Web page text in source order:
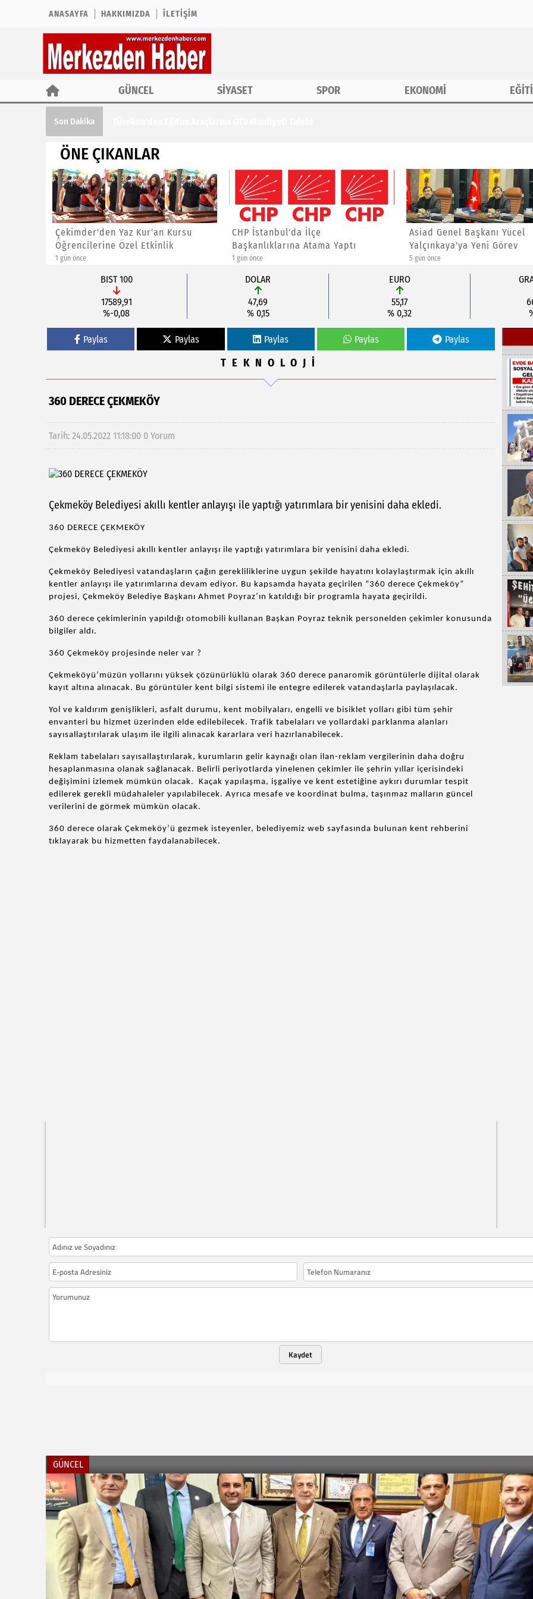
ANASAYFA HAKKIMIZDA İLETIŞIM
GÜNCEL SİYASET SPOR EKONOMİ
Son Dakika
ÖNE ÇIKANLAR
Çekimder'den Yaz Kur'an Kursu
Öğrencilerine Özel Etkinlik
1 gün önce
CHP İstanbul'da İlçe
Başkanlıklarına Atama Yaptı
1 gün önce
Asiad Genel Başkanı Yücel
Yalçınkaya'ya Yeni Görev
5 gün önce
BIST 100
17589,91
%-0,08
DOLAR
47,69
% 0,15
EURO
55,17
% 0,32
Paylas Paylas Paylas Paylas Paylas
TEKNOLOJİ
360 DERECE ÇEKMEKÖY
Tarih: 24.05.2022 11:18:00 0 Yorum
Çekmeköy Belediyesi akıllı kentler anlayışı ile yaptığı yatırımlara bir yenisini daha ekledi.
360 DERECE ÇEKMEKÖY
Çekmeköy Belediyesi akıllı kentler anlayışı ile yaptığı yatırımlara bir yenisini daha ekledi.
Çekmeköy Belediyesi vatandaşların çağın gerekliliklerine uygun şekilde hayatını kolaylaştırmak için akıllı
kentler anlayışı ile yatırımlarına devam ediyor. Bu kapsamda hayata geçirilen “360 derece Çekmeköy”
projesi, Çekmeköy Belediye Başkanı Ahmet Poyraz’ın katıldığı bir programla hayata geçirildi.
360 derece çekimlerinin yapıldığı otomobili kullanan Başkan Poyraz teknik personelden çekimler konusunda
bilgiler aldı.
360 Çekmeköy projesinde neler var ?
Çekmeköyü’müzün yollarını yüksek çözünürlüklü olarak 360 derece panaromik görüntülerle dijital olarak
kayıt altına alınacak. Bu görüntüler kent bilgi sistemi ile entegre edilerek vatandaşlarla paylaşılacak.
Yol ve kaldırım genişlikleri, asfalt durumu, kent mobilyaları, engelli ve bisiklet yolları gibi tüm şehir
envanteri bu hizmet üzerinden elde edilebilecek. Trafik tabelaları ve yollardaki parklanma alanları
sayısallaştırılarak ulaşım ile ilgili alınacak kararlara veri hazırlanabilecek.
Reklam tabelaları sayısallaştırılarak, kurumların gelir kaynağı olan ilan-reklam vergilerinin daha doğru
hesaplanmasına olanak sağlanacak. Belirli periyotlarda yinelenen çekimler ile şehrin yıllar içerisindeki
değişimini izlemek mümkün olacak. Kaçak yapılaşma, işgaliye ve kent estetiğine aykırı durumlar tespit
edilerek gerekli müdahaleler yapılabilecek. Ayrıca mesafe ve koordinat bulma, taşınmaz malların güncel
verilerini de görmek mümkün olacak.
360 derece olarak Çekmeköy’ü gezmek isteyenler, belediyemiz web sayfasında bulunan kent rehberini
tıklayarak bu hizmetten faydalanabilecek.
Kaydet
GÜNCEL